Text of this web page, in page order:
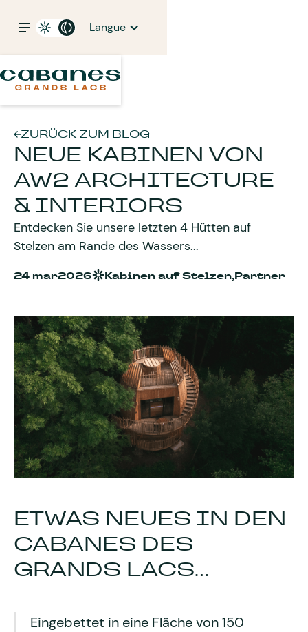
Langue
ZURÜCK ZUM BLOG
NEUE KABINEN VON
AW2 ARCHITECTURE
& INTERIORS
Entdecken Sie unsere letzten 4 Hütten auf
Stelzen am Rande des Wassers...
24 mar2026 Kabinen auf Stelzen,Partner
ETWAS NEUES IN DEN
CABANES DES
GRANDS LACS...
Eingebettet in eine Fläche von 150